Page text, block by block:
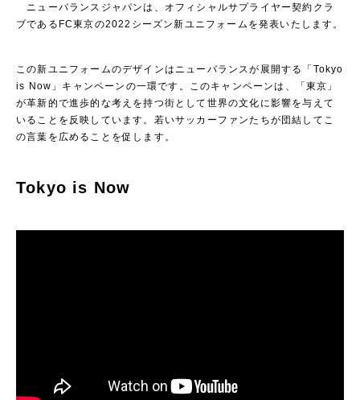
ニューバランスジャパンは、オフィシャルサプライヤー契約クラ
ブであるFC東京の2022シーズン新ユニフォームを発表いたします。
この新ユニフォームのデザインはニューバランスが展開する「Tokyo
is Now」キャンペーンの一環です。このキャンペーンは、「東京」
が革新的で進歩的な考えを持つ街として世界の文化に影響を与えて
いることを反映しています。若いサッカーファンたちが団結してこ
の言葉を広めることを促します。
Tokyo is Now